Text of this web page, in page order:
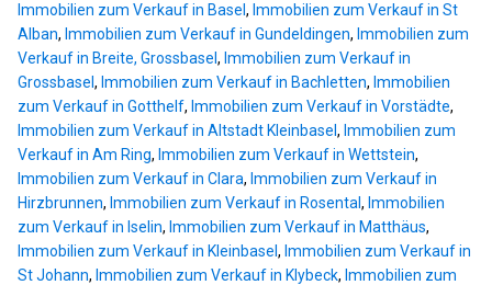
Immobilien zum Verkauf in Basel , Immobilien zum Verkauf in St
Alban, Immobilien zum Verkauf in Gundeldingen, Immobilien zum
Verkauf in Breite, Grossbasel , Immobilien zum Verkauf in
Grossbasel , Immobilien zum Verkauf in Bachletten, Immobilien
zum Verkauf in Gotthelf, Immobilien zum Verkauf in Vorstädte,
Immobilien zum Verkauf in Altstadt Kleinbasel , Immobilien zum
Verkauf in Am Ring, Immobilien zum Verkauf in Wettstein,
Immobilien zum Verkauf in Clara, Immobilien zum Verkauf in
Hirzbrunnen, Immobilien zum Verkauf in Rosental, Immobilien
zum Verkauf in Iselin, Immobilien zum Verkauf in Matthäus,
Immobilien zum Verkauf in Kleinbasel , Immobilien zum Verkauf in
St Johann, Immobilien zum Verkauf in Klybeck, Immobilien zum